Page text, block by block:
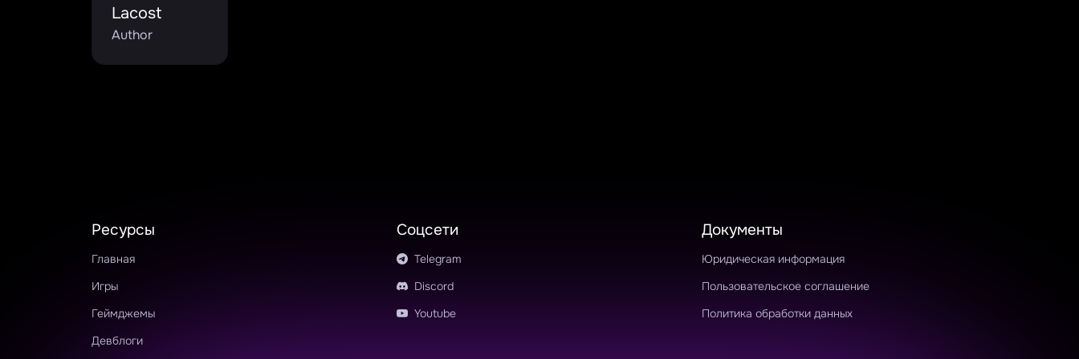
Lacost
Author
Ресурсы
Главная
Игры
Геймджемы
Девблоги
Соцсети
Telegram
Discord
Youtube
Документы
Юридическая информация
Пользовательское соглашение
Политика обработки данных